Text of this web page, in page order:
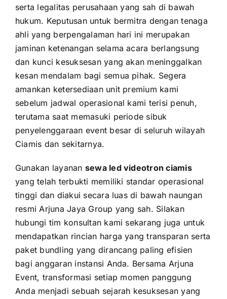
serta legalitas perusahaan yang sah di bawah
hukum. Keputusan untuk bermitra dengan tenaga
ahli yang berpengalaman hari ini merupakan
jaminan ketenangan selama acara berlangsung
dan kunci kesuksesan yang akan meninggalkan
kesan mendalam bagi semua pihak. Segera
amankan ketersediaan unit premium kami
sebelum jadwal operasional kami terisi penuh,
terutama saat memasuki periode sibuk
penyelenggaraan event besar di seluruh wilayah
Ciamis dan sekitarnya.
Gunakan layanan sewa led videotron ciamis
yang telah terbukti memiliki standar operasional
tinggi dan diakui secara luas di bawah naungan
resmi Arjuna Jaya Group yang sah. Silakan
hubungi tim konsultan kami sekarang juga untuk
mendapatkan rincian harga yang transparan serta
paket bundling yang dirancang paling efisien
bagi anggaran instansi Anda. Bersama Arjuna
Event, transformasi setiap momen panggung
Anda menjadi sebuah sejarah kesuksesan yang